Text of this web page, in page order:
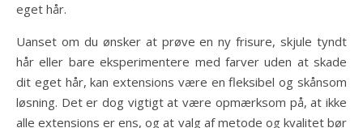
eget hår.
Uanset om du ønsker at prøve en ny frisure, skjule tyndt
hår eller bare eksperimentere med farver uden at skade
dit eget hår, kan extensions være en fleksibel og skånsom
løsning. Det er dog vigtigt at være opmærksom på, at ikke
alle extensions er ens, og at valg af metode og kvalitet bør